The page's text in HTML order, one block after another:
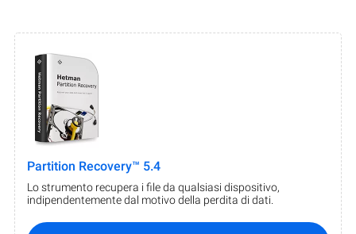
Partition Recovery™ 5.4
Lo strumento recupera i file da qualsiasi dispositivo,
indipendentemente dal motivo della perdita di dati.